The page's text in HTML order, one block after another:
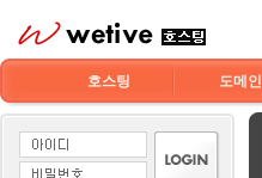
호스팅 도메인